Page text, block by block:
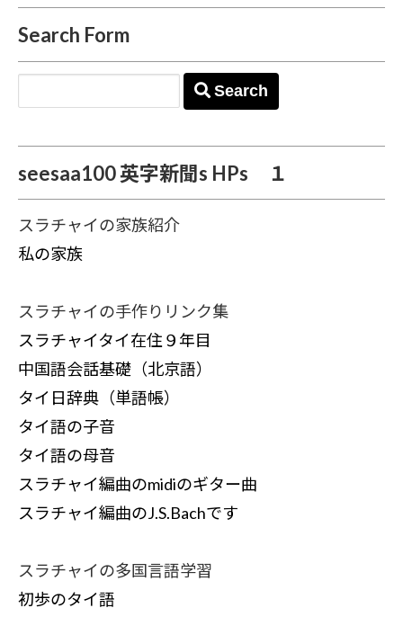
Search Form
Search
seesaa100 英字新聞s HPs １
スラチャイの家族紹介
私の家族
スラチャイの手作りリンク集
スラチャイタイ在住９年目
中国語会話基礎（北京語）
タイ日辞典（単語帳）
タイ語の子音
タイ語の母音
スラチャイ編曲のmidiのギター曲
スラチャイ編曲のJ.S.Bachです
スラチャイの多国言語学習
初歩のタイ語